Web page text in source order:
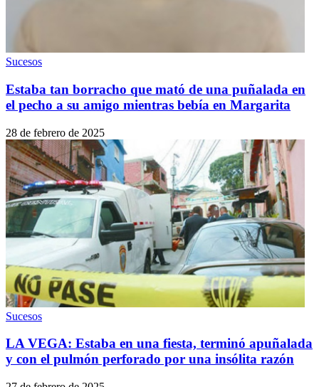
Sucesos
Estaba tan borracho que mató de una puñalada en
el pecho a su amigo mientras bebía en Margarita
28 de febrero de 2025
Sucesos
LA VEGA: Estaba en una fiesta, terminó apuñalada
y con el pulmón perforado por una insólita razón